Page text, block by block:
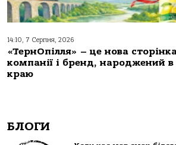
14:10, 7 Серпня, 2026
«ТернОпілля» – це нова
компанії і бренд, народжений в
краю
БЛОГИ